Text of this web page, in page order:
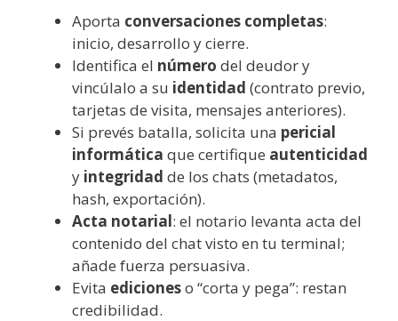
Aporta conversaciones completas:
inicio, desarrollo y cierre.
Identifica el número del deudor y
vincúlalo a su identidad (contrato previo,
tarjetas de visita, mensajes anteriores).
Si prevés batalla, solicita una pericial
informática que certifique autenticidad
y integridad de los chats (metadatos,
hash, exportación).
Acta notarial: el notario levanta acta del
contenido del chat visto en tu terminal;
añade fuerza persuasiva.
Evita edicioneso “corta y pega”: restan
credibilidad.